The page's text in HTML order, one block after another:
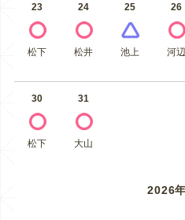
23
松下
24
松井
25
池上
26
河辺
30
松下
31
大山
2026